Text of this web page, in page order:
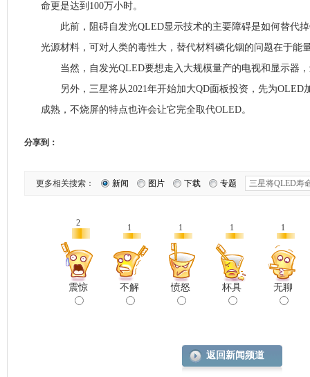
命更是达到100万小时。
此前，阻碍自发光QLED显示技术的主要障碍是如何替代掉
光源材料，可对人类的毒性大，替代材料磷化铟的问题在于能
当然，自发光QLED要想走入大规模量产的电视和显示器，
另外，三星将从2021年开始加大QD面板投资，先为OLED
成熟，不烧屏的特点也许会让它完全取代OLED。
分享到：
更多相关搜索： 新闻 图片 下载 专题
2
震惊
1
不解
1
愤怒
1
杯具
1
无聊
返回新闻频道